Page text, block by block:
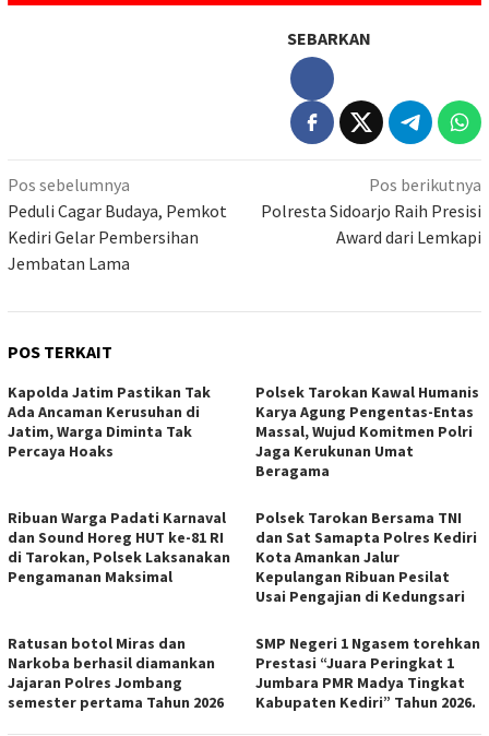
SEBARKAN
Navigasi
pos
Pos sebelumnya
Peduli Cagar Budaya, Pemkot
Kediri Gelar Pembersihan
Jembatan Lama
Pos berikutnya
Polresta Sidoarjo Raih Presisi
Award dari Lemkapi
POS TERKAIT
Kapolda Jatim Pastikan Tak
Ada Ancaman Kerusuhan di
Jatim, Warga Diminta Tak
Percaya Hoaks
Polsek Tarokan Kawal Humanis
Karya Agung Pengentas-Entas
Massal, Wujud Komitmen Polri
Jaga Kerukunan Umat
Beragama
Ribuan Warga Padati Karnaval
dan Sound Horeg HUT ke-81 RI
di Tarokan, Polsek Laksanakan
Pengamanan Maksimal
Polsek Tarokan Bersama TNI
dan Sat Samapta Polres Kediri
Kota Amankan Jalur
Kepulangan Ribuan Pesilat
Usai Pengajian di Kedungsari
Ratusan botol Miras dan
Narkoba berhasil diamankan
Jajaran Polres Jombang
semester pertama Tahun 2026
SMP Negeri 1 Ngasem torehkan
Prestasi “Juara Peringkat 1
Jumbara PMR Madya Tingkat
Kabupaten Kediri” Tahun 2026.